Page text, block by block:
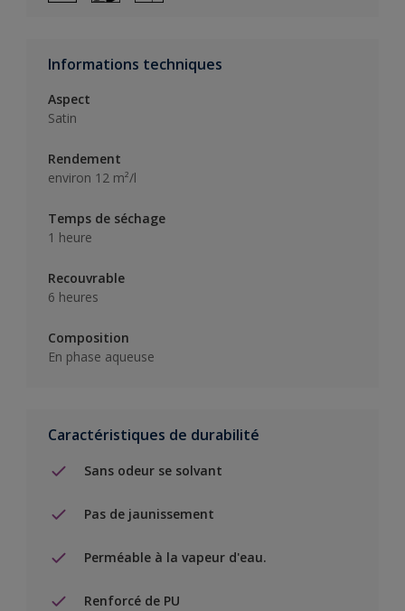
Informations techniques
Aspect
Satin
Rendement
environ 12 m²/l
Temps de séchage
1 heure
Recouvrable
6 heures
Composition
En phase aqueuse
Caractéristiques de durabilité
Sans odeur se solvant
Pas de jaunissement
Perméable à la vapeur d'eau.
Renforcé de PU